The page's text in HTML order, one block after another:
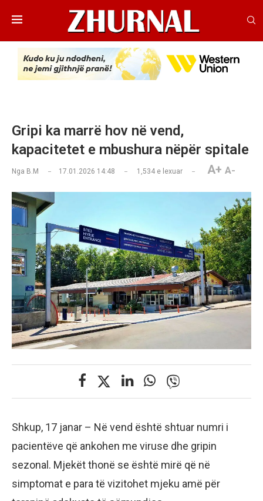
Gripi ka marrë hov në vend,
kapacitetet e mbushura nëpër spitale
Nga B.M 17.01.2026 14:48 1,534 e lexuar A+ A-
Shkup, 17 janar – Në vend është shtuar numri i
pacientëve që ankohen me viruse dhe gripin
sezonal. Mjekët thonë se është mirë që në
simptomat e para të vizitohet mjeku amë për